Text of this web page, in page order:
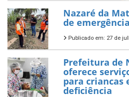
Nazaré da
de
Publicado em: 27 de
Prefeitura de
oferece
para criancas
deficiência